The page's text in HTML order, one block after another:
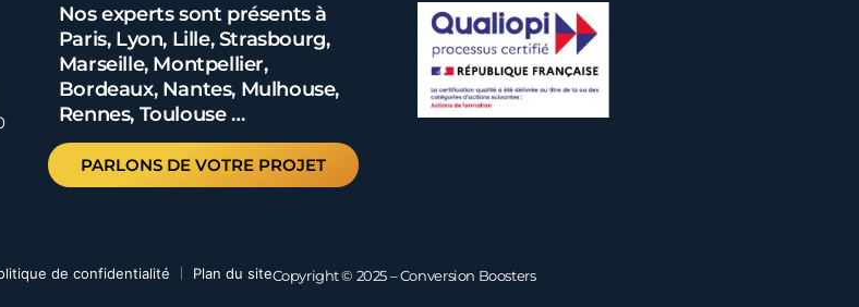
Nos experts sont présents à
Paris, Lyon, Lille, Strasbourg,
Marseille, Montpellier,
Bordeaux, Nantes, Mulhouse,
Rennes, Toulouse …
PARLONS DE VOTRE PROJET
de confidentialité Plan du siteCopyright © 2025 – Conversion Boosters